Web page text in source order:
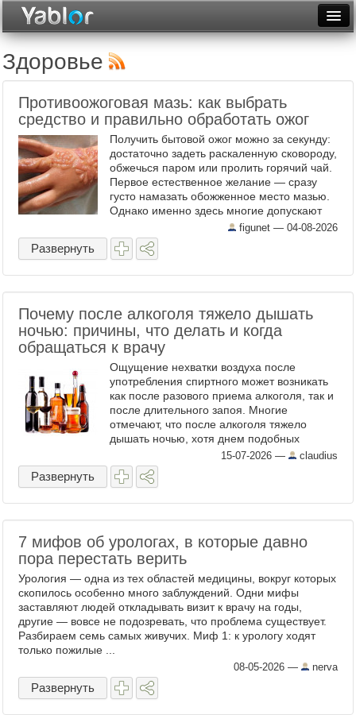
Неделя
Месяц
Рейтинги
Архив
Видеотоп
Здоровье
Противоожоговая мазь: как выбрать
средство и правильно обработать ожог
Получить бытовой ожог можно за секунду:
достаточно задеть раскаленную сковороду,
обжечься паром или пролить горячий чай.
Первое естественное желание — сразу
густо намазать обожженное место мазью.
Однако именно здесь многие допускают
ошибку, которая только усугубляет
повреждение кожи. ...
figunet — 04-08-2026
Развернуть
Почему после алкоголя тяжело дышать
ночью: причины, что делать и когда
обращаться к врачу
Ощущение нехватки воздуха после
употребления спиртного может возникать
как после разового приема алкоголя, так и
после длительного запоя. Многие
отмечают, что после алкоголя тяжело
дышать ночью, хотя днем подобных
ощущений нет. Это связано с тем, что
этанол влияет на центральную ...
15-07-2026 — claudius
Развернуть
7 мифов об урологах, в которые давно
пора перестать верить
Урология — одна из тех областей медицины, вокруг которых
скопилось особенно много заблуждений. Одни мифы
заставляют людей откладывать визит к врачу на годы,
другие — вовсе не подозревать, что проблема существует.
Разбираем семь самых живучих. Миф 1: к урологу ходят
только пожилые ...
08-05-2026 — nerva
Развернуть